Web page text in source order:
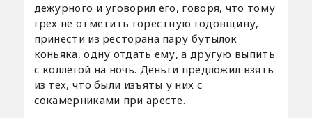
дежурного и уговорил его, говоря, что тому
грех не отметить горестную годовщину,
принести из ресторана пару бутылок
коньяка, одну отдать ему, а другую выпить
с коллегой на ночь. Деньги предложил взять
из тех, что были изъяты у них с
сокамерниками при аресте.